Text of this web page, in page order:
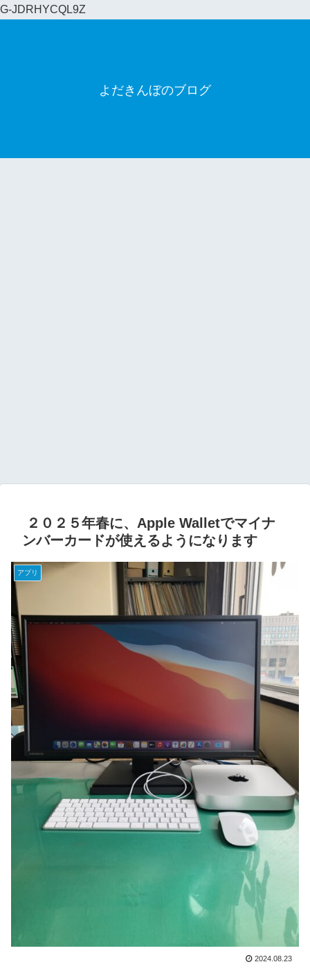
G-JDRHYCQL9Z
よだきんぼのブログ
２０２５年春に、Apple Walletでマイナ
ンバーカードが使えるようになります
アプリ
2024.08.23